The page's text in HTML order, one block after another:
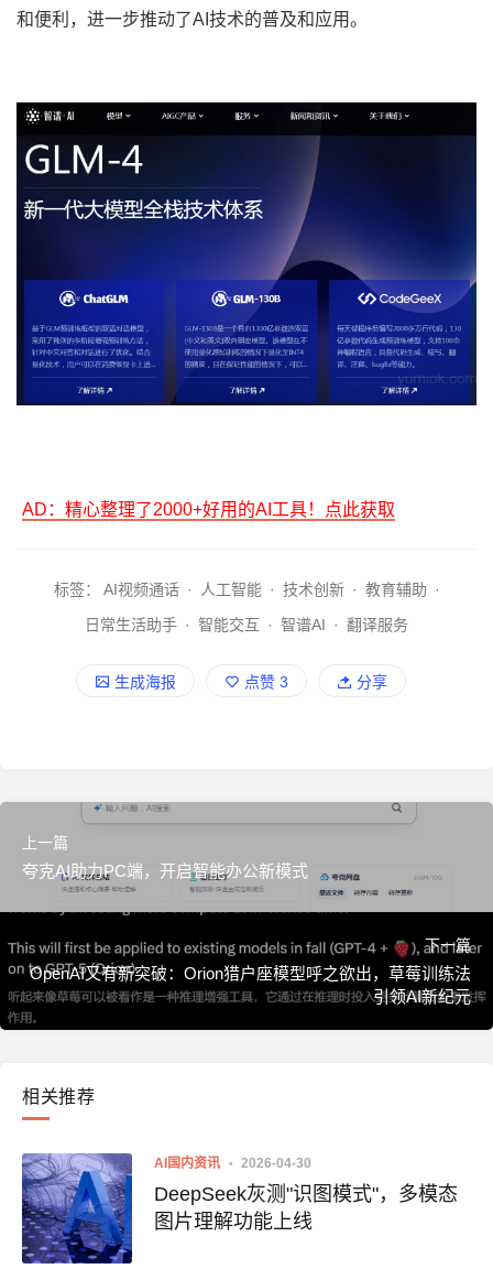
和便利，进一步推动了AI技术的普及和应用。
AD：精心整理了2000+好用的AI工具！点此获取
标签： AI视频通话 · 人工智能 · 技术创新 · 教育辅助 ·
日常生活助手 · 智能交互 · 智谱AI · 翻译服务
生成海报 点赞 3 分享
上一篇
夸克AI助力PC端，开启智能办公新模式
下一篇
OpenAI又有新突破：Orion猎户座模型呼之欲出，草莓训练法
引领AI新纪元
相关推荐
AI国内资讯 2026-04-30
DeepSeek灰测"识图模式"，多模态
图片理解功能上线